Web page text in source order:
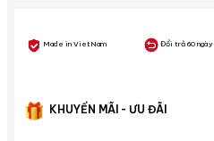
Made in VietNam Đổi trả 60 ngày
KHUYẾN MÃI - ƯU ĐÃI